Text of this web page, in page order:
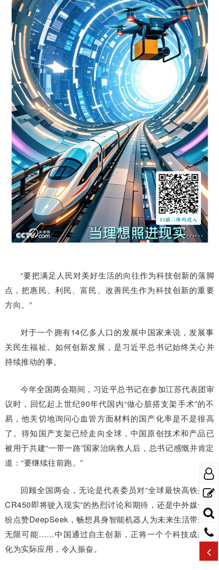
“要把满足人民对美好生活的向往作为科技创新的落脚
点，把惠民、利民、富民、改善民生作为科技创新的重要
方向。”
对于一个拥有14亿多人口的发展中国家来说，发展事
关民生福祉。如何创新发展，是习近平总书记始终关心并
持续推动的事。
今年全国两会期间，习近平总书记在参加江苏代表团审
议时，回忆起上世纪90年代国内“做心脏搭支架手术”的不
易，他关切地询问心血管方面材料的国产化率是不是很高
了。得知国产支架已经走向全球，中国原创技术和产品已
被用于共建“一带一路”国家治病救人后，总书记感慨并肯定
道：“要继续往前跑。”
回顾全国两会，无论是代表委员对“全球最快高铁列车
CR450即将驶入现实”的热烈讨论和期待，还是中外媒体纷
纷点赞DeepSeek，畅想具身智能机器人为未来生活带来的
无限可能……中国通过自主创新，正将一个个科技成果转
化为实际应用，令人振奋。